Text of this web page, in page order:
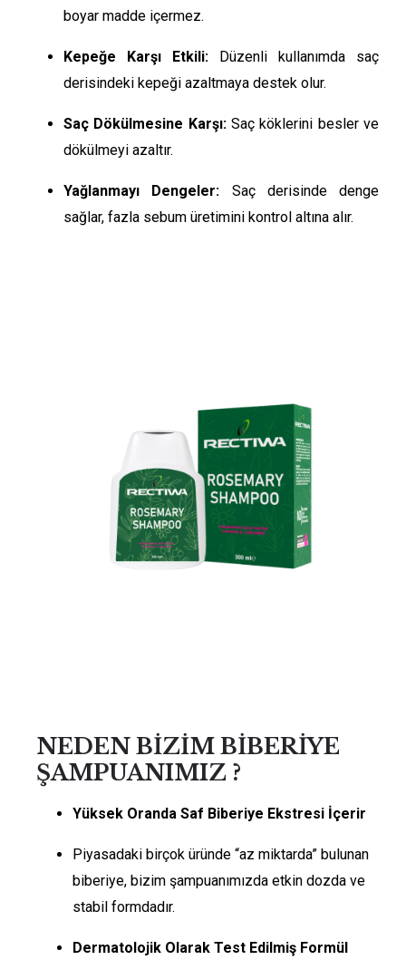
boyar madde içermez.
Kepeğe Karşı Etkili: Düzenli kullanımda saç
derisindeki kepeği azaltmaya destek olur.
Saç Dökülmesine Karşı:Saç köklerini besler ve
dökülmeyi azaltır.
Yağlanmayı Dengeler: Saç derisinde denge
sağlar, fazla sebum üretimini kontrol altına alır.
NEDEN BİZİM BİBERİYE
ŞAMPUANIMIZ ?
Yüksek Oranda Saf Biberiye Ekstresi İçerir
Piyasadaki birçok üründe “az miktarda” bulunan
biberiye, bizim şampuanımızda etkin dozda ve
stabil formdadır.
Dermatolojik Olarak Test Edilmiş Formül